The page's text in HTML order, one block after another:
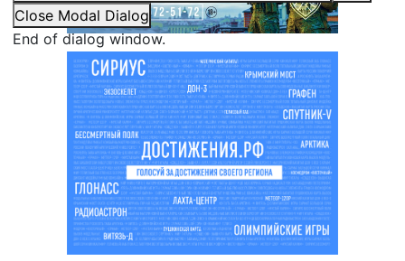
Close Modal Dialog
End of dialog window.